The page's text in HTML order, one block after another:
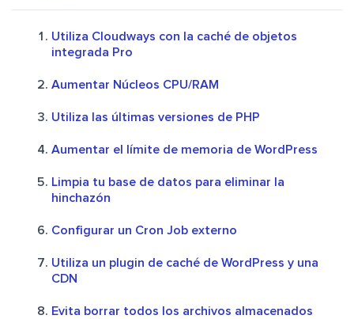
Utiliza Cloudways con la caché de objetos
integrada Pro
Aumentar Núcleos CPU/RAM
Utiliza las últimas versiones de PHP
Aumentar el límite de memoria de WordPress
Limpia tu base de datos para eliminar la
hinchazón
Configurar un Cron Job externo
Utiliza un plugin de caché de WordPress y una
CDN
Evita borrar todos los archivos almacenados